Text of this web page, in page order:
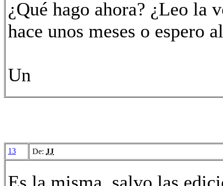
¿Qué hago ahora? ¿Leo la
hace unos meses o espero
Un
13 De: JJ